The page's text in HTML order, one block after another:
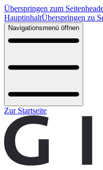
Überspringen zum
HauptinhaltÜberspringen zu
Navigationsmenü öffnen
Zur Startseite